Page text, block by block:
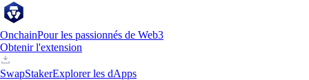
OnchainPour les passionnés de Web3
Obtenir l'extension
SwapStakerExplorer les dApps